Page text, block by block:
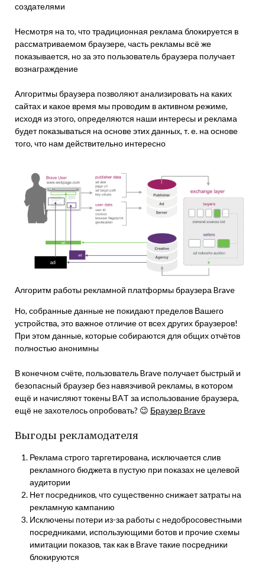
создателями
Несмотря на то, что традиционная реклама блокируется в
рассматриваемом браузере, часть рекламы всё же
показывается, но за это пользователь браузера получает
вознаграждение
Алгоритмы браузера позволяют анализировать на каких
сайтах и какое время мы проводим в активном режиме,
исходя из этого, определяются наши интересы и реклама
будет показываться на основе этих данных, т. е. на основе
того, что нам действительно интересно
Алгоритм работы рекламной платформы браузера Brave
Но, собранные данные не покидают пределов Вашего
устройства, это важное отличие от всех других браузеров!
При этом данные, которые собираются для общих отчётов
полностью анонимны
В конечном счёте, пользователь Brave получает быстрый и
безопасный браузер без навязчивой рекламы, в котором
ещё и начисляют токены BAT за использование браузера,
ещё не захотелось опробовать? 😉 Браузер Brave
Выгоды рекламодателя
Реклама строго таргетирована, исключается слив
рекламного бюджета в пустую при показах не целевой
аудитории
Нет посредников, что существенно снижает затраты на
рекламную кампанию
Исключены потери из-за работы с недобросовестными
посредниками, использующими ботов и прочие схемы
имитации показов, так как в Brave такие посредники
блокируются